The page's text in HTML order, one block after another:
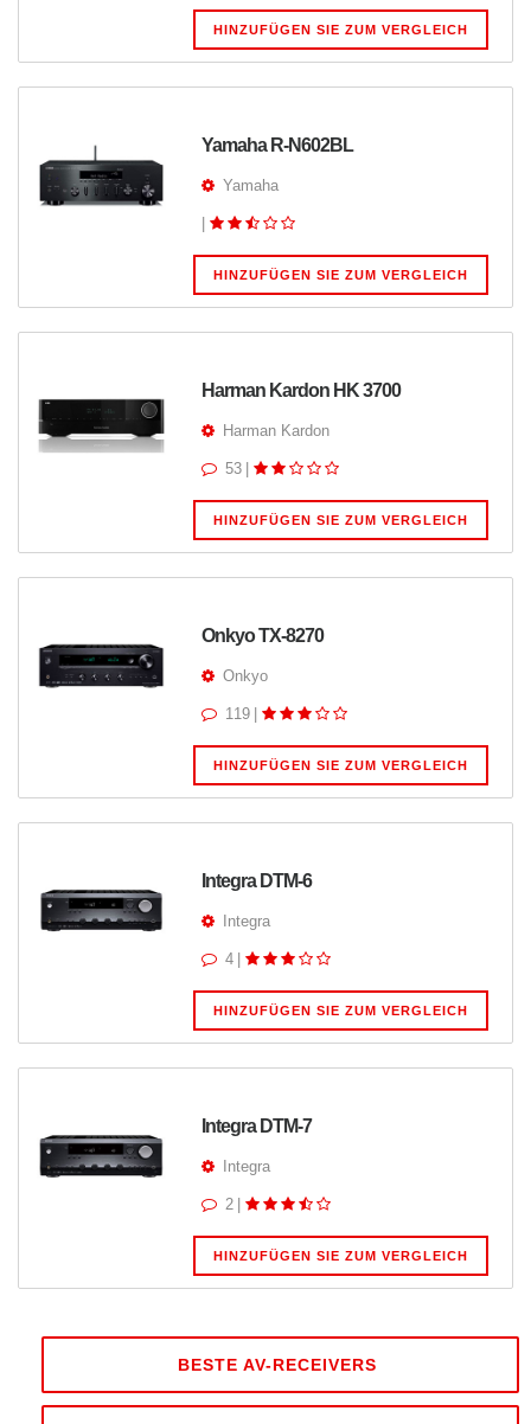
HINZUFÜGEN SIE ZUM VERGLEICH
Yamaha R-N602BL
Yamaha
|
HINZUFÜGEN SIE ZUM VERGLEICH
Harman Kardon HK 3700
Harman Kardon
53 |
HINZUFÜGEN SIE ZUM VERGLEICH
Onkyo TX-8270
Onkyo
119 |
HINZUFÜGEN SIE ZUM VERGLEICH
Integra DTM-6
Integra
4 |
HINZUFÜGEN SIE ZUM VERGLEICH
Integra DTM-7
Integra
2 |
HINZUFÜGEN SIE ZUM VERGLEICH
BESTE AV-RECEIVERS